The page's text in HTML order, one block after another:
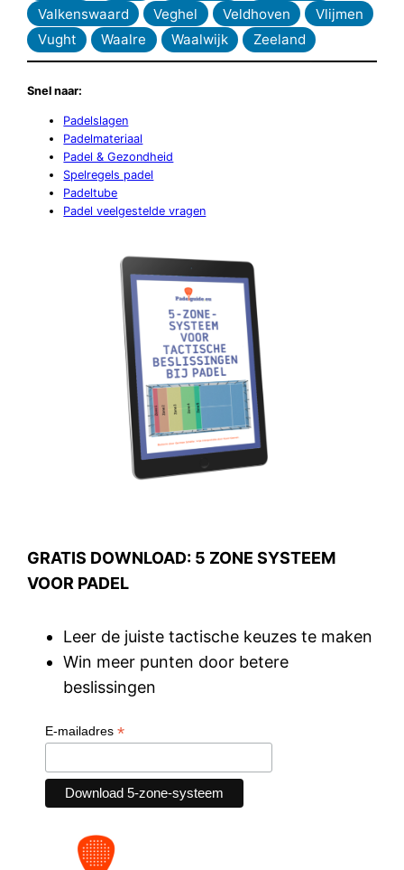
Valkenswaard
Veghel Veldhoven
Vlijmen
Vught
Waalre Waalwijk Zeeland
Snel naar:
Padelslagen
Padelmateriaal
Padel & Gezondheid
Spelregels padel
Padeltube
Padel veelgestelde vragen
GRATIS DOWNLOAD: 5 ZONE SYSTEEM
VOOR PADEL
Leer de juiste tactische keuzes te maken
Win meer punten door betere
beslissingen
E-mailadres*